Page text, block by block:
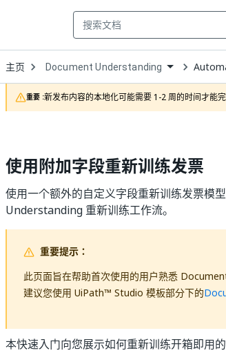
主页 Open
Dropdown
to
choose
product
Document Understanding
重要 :新发布内容的本地化可能需要 1-2 周的时间才能完
使用附加字段重新训练发票
使用一个额外的自定义字段重新训练发票模
Understanding 重新训练工作流。
重要提示：
此页面旨在帮助首次使用的用户熟悉
建议您使用 UiPath™ Studio 模板部分下的
本快速入门向您展示如何重新训练开箱即用的